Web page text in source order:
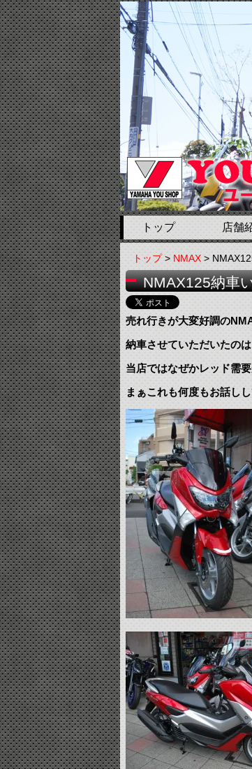
トップ 店舗
トップ>NMAX>
NMAX125納車
売れ行きが大変好調の
納車させていただいたの
当店ではなぜかレッド需
まぁこれも何度もお話し